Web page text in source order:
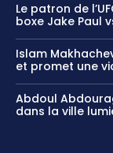
Le patron de
boxe Jake Paul
Islam
et promet une
Abdoul
dans la ville